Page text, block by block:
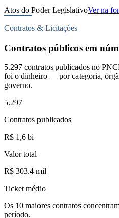
Atos do Poder LegislativoVer na
Contratos & Licitações
Contratos públicos em
5.297 contratos publicados no
foi o dinheiro — por categoria,
governo.
5.297
Contratos publicados
R$ 1,6 bi
Valor total
R$ 303,4 mil
Ticket médio
Os 10 maiores contratos
período.